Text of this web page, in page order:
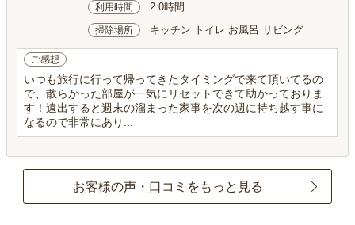
利用時間 2.0時間
掃除場所 キッチン トイレ お風呂 リビング
ご感想
いつも旅行に行って帰ってきたタイミングで来て頂いてるの
で、散らかった部屋が一気にリセットできて助かっておりま
す！遠出すると週末の溜まった家事を次の週に持ち越す事に
なるので非常にあり...
お客様の声・口コミをもっと見る